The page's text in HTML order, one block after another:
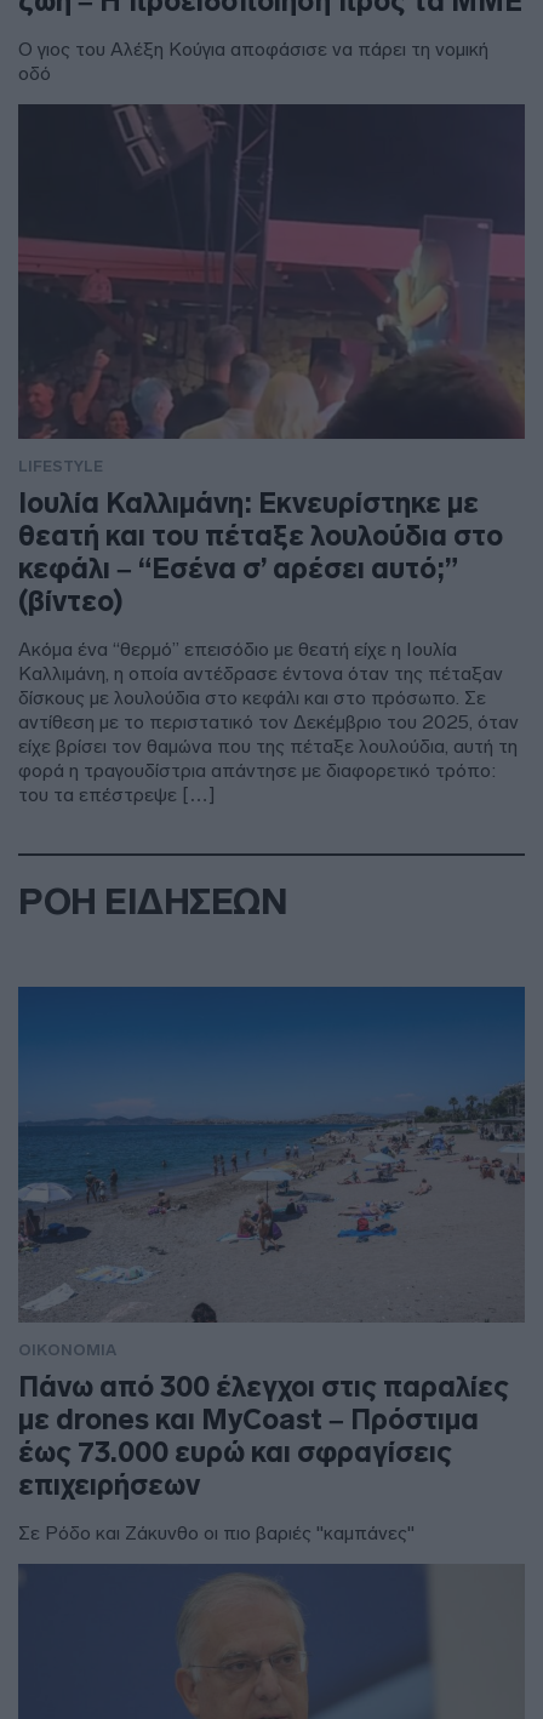
Ο γιος του Αλέξη Κούγια αποφάσισε να πάρει τη νομική
οδό
LIFESTYLE
Ιουλία Καλλιμάνη: Εκνευρίστηκε με
θεατή και του πέταξε λουλούδια στο
κεφάλι – “Εσένα σ’ αρέσει αυτό;”
(βίντεο)
Ακόμα ένα “θερμό” επεισόδιο με θεατή είχε η Ιουλία
Καλλιμάνη, η οποία αντέδρασε έντονα όταν της πέταξαν
δίσκους με λουλούδια στο κεφάλι και στο πρόσωπο. Σε
αντίθεση με το περιστατικό τον Δεκέμβριο του 2025, όταν
είχε βρίσει τον θαμώνα που της πέταξε λουλούδια, αυτή τη
φορά η τραγουδίστρια απάντησε με διαφορετικό τρόπο:
του τα επέστρεψε […]
ΡΟΗ ΕΙΔΗΣΕΩΝ
ΟΙΚΟΝΟΜΙΑ
Πάνω από 300 έλεγχοι στις παραλίες
με drones και MyCoast – Πρόστιμα
έως 73.000 ευρώ και σφραγίσεις
επιχειρήσεων
Σε Ρόδο και Ζάκυνθο οι πιο βαριές "καμπάνες"